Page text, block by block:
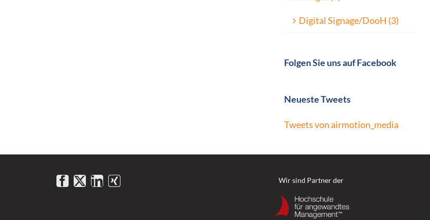
Digital Signage/DooH (3)
Folgen Sie uns auf Facebook
Neueste Tweets
Tweets von airmotion_media
Wir sind Partner der